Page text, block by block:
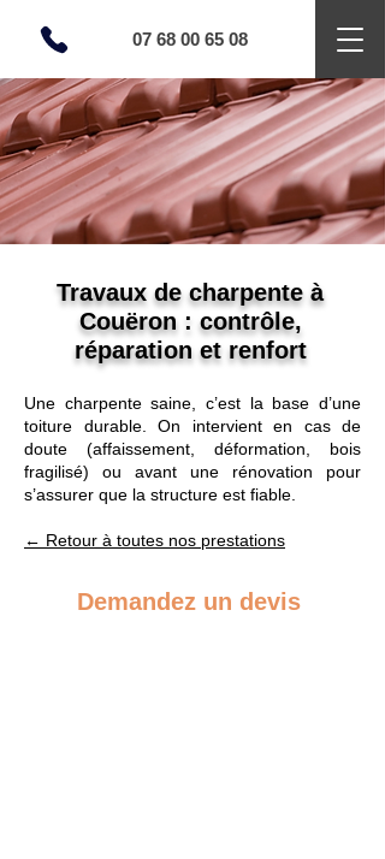
07 68 00 65 08
Travaux de charpente à
Couëron : contrôle,
réparation et renfort
Une charpente saine, c’est la base d’une
toiture durable. On intervient en cas de
doute (affaissement, déformation, bois
fragilisé) ou avant une rénovation pour
s’assurer que la structure est fiable.
← Retour à toutes nos prestations
Demandez un devis